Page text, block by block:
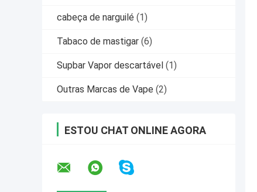
cabeça de narguilé (1)
Tabaco de mastigar (6)
Supbar Vapor descartável (1)
Outras Marcas de Vape (2)
ESTOU CHAT ONLINE AGORA